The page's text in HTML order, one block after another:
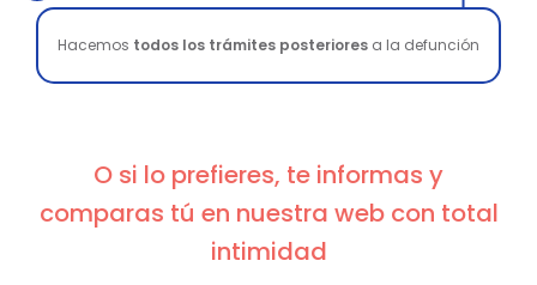
Hacemos todos los trámites posteriores a la defunción
O si lo prefieres, te informas y
comparas tú en nuestra web con total
intimidad